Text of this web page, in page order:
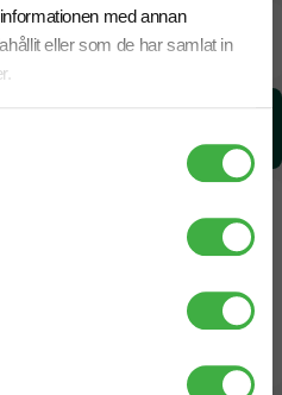
med annan
eller som de har samlat in
leveranstid:
leverans? Kontakta oss.